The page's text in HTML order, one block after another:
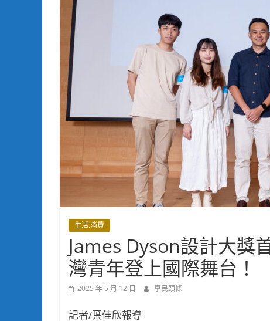
生活.消費
James Dyson設計大獎
灣青年登上國際舞台！
2025 年 5 月 12 日 享民頭條
記者/葉佳欣報導